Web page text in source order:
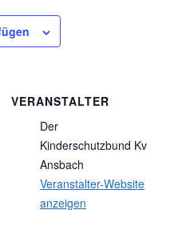
VERANSTALTER
Der
Kinderschutzbund Kv
Ansbach
Veranstalter-Website
anzeigen